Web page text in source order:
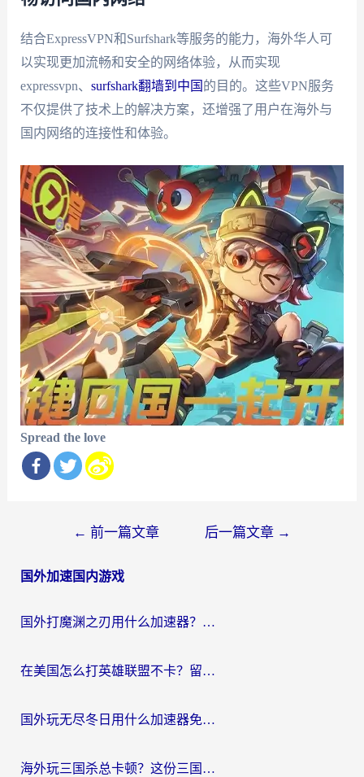
结合ExpressVPN和Surfshark等服务的能力，海外华人可
以实现更加流畅和安全的网络体验，从而实现
expressvpn、 surfshark翻墙到中国 的目的。这些VPN服务
不仅提供了技术上的解决方案，还增强了用户在海外与
国内网络的连接性和体验。
Spread the love
导
← 前一篇文章 后一篇文章 →
国外加速国内游戏
国外打魔渊之刃用什么加速器？2026海外玩家国服游戏加速全攻略（附闪耀暖暖&复苏的魔女避坑指南）
在美国怎么打英雄联盟不卡？留学生亲测的国服游戏加速全攻略
国外玩无尽冬日用什么加速器免费？海外党国服游戏加速避坑指南
海外玩三国杀总卡顿？这份三国杀游戏加速器指南帮你告别延迟烦恼